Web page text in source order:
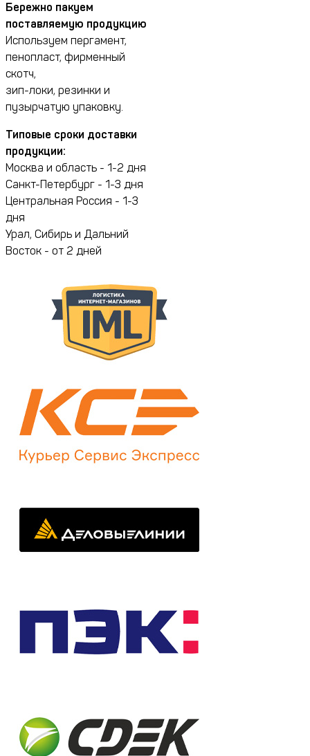
Бережно пакуем
поставляемую продукцию
Используем пергамент,
пенопласт, фирменный
скотч,
зип-локи, резинки и
пузырчатую упаковку.
Типовые сроки доставки
продукции:
Москва и область - 1-2 дня
Санкт-Петербург - 1-3 дня
Центральная Россия - 1-3
дня
Урал, Сибирь и Дальний
Восток - от 2 дней